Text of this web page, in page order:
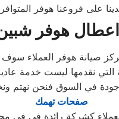
على فروعنا هوفر المتوافر
هوفر
صيانة هوفر العملاء
التي نقدمها ليست خدمة
في السوق فنحن نهتم
صفحات تهمك
كشركة رائدة في في